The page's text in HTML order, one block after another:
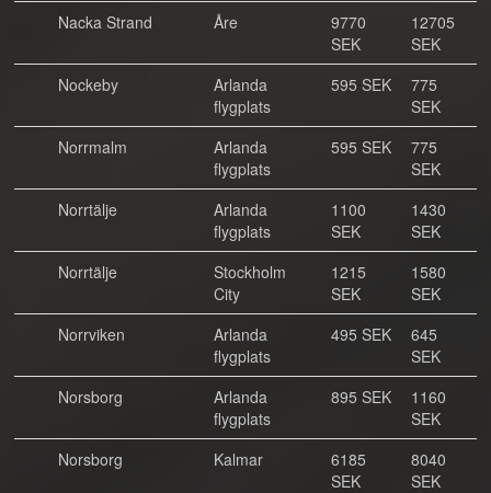
Nacka Strand
Åre
9770
SEK
12705
SEK
Nockeby
Arlanda
flygplats
595 SEK
775
SEK
Norrmalm
Arlanda
flygplats
595 SEK
775
SEK
Norrtälje
Arlanda
flygplats
1100
SEK
1430
SEK
Norrtälje
Stockholm
City
1215
SEK
1580
SEK
Norrviken
Arlanda
flygplats
495 SEK
645
SEK
Norsborg
Arlanda
flygplats
895 SEK
1160
SEK
Norsborg
Kalmar
6185
SEK
8040
SEK